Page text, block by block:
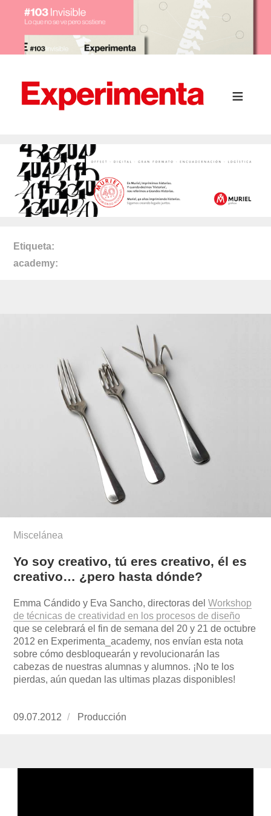
Etiqueta
academy
Miscelánea
Yo soy creativo, tú eres creativo, él es
creativo… ¿pero hasta dónde?
Emma Cándido y Eva Sancho, directoras delWorkshop
de técnicas de creatividad en los procesos de diseño
que se celebrará el fin de semana del 20 y 21 de octubre
2012 en Experimenta_academy, nos envían esta nota
sobre cómo desbloquearán y revolucionarán las
cabezas de nuestras alumnas y alumnos. ¡No te los
pierdas, aún quedan las ultimas plazas disponibles!
Publicado
09.07.2012 https://www.experimenta.es/author/
Producción